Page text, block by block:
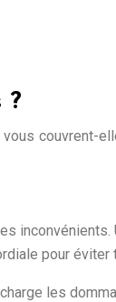
?
couvrent-
pour
les